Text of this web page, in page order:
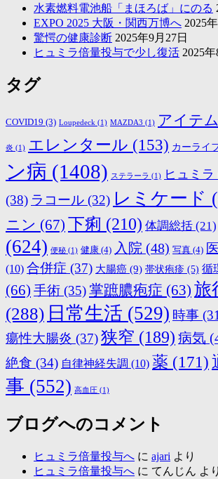
水素燃料電池船「まほろば」にのる
EXPO 2025 大阪・関西万博へ 2025
驚愕の健康診断 2025年9月27日
ヒュミラ倍量投与で少し復活 2025年
タグ
COVID19 (3) Loupedeck (1) MAZDA3 (1) アイテム
炎 (1) エレンタール (153) カーライ
ン病 (1408) ステラーラ (1) ヒュミラ
(38) ラコール (32) レミケード
ニン (67) 下痢 (210) 体調総括 (21)
(624) 便秘 (1) 健康 (4) 入院 (48) 写真 (4)
(10) 合併症 (37) 大腸癌 (9) 帯状疱疹 (5) 循
(66) 手術 (35)掌蹠膿疱症 (63) 旅
(288) 日常生活 (529) 時事
瘍性大腸炎 (37)狭窄 (189) 病気
絶食 (34) 自律神経失調 (10) 薬 (171)
事 (552) 高血圧 (1)
ブログへのコメント
ヒュミラ倍量投与へ に ajari より
ヒュミラ倍量投与へ に てんじん より